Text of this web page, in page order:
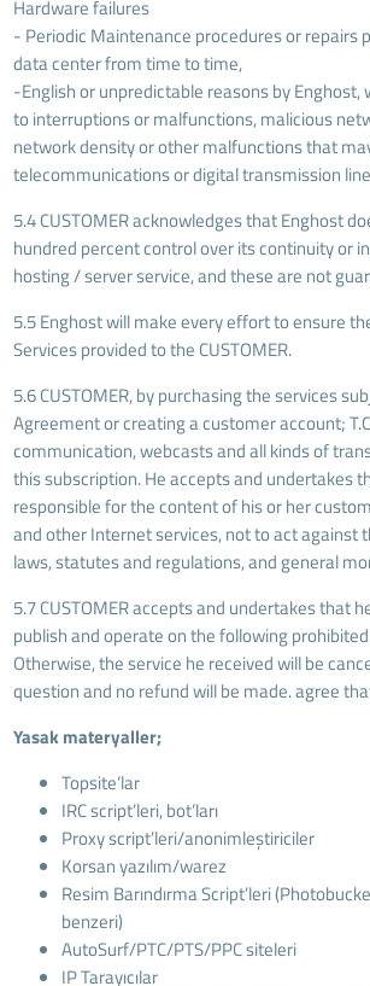
Hardware failures
- Periodic Maintenance procedures or repairs
data center from time to time,
-English or unpredictable reasons by
to interruptions or malfunctions, malicious
network density or other malfunctions that
telecommunications or digital transmission
5.4 CUSTOMER acknowledges that Enghost
hundred percent control over its continuity or
hosting / server service, and these are not
5.5 Enghost will make every effort to ensure
Services provided to the CUSTOMER.
5.6 CUSTOMER, by purchasing the services
Agreement or creating a customer account;
communication, webcasts and all kinds of
this subscription. He accepts and undertakes
responsible for the content of his or her
and other Internet services, not to act against
laws, statutes and regulations, and general
5.7 CUSTOMER accepts and undertakes that
publish and operate on the following
Otherwise, the service he received will be
question and no refund will be made. agree
Yasak materyaller;
Topsite’lar
IRC script’leri, bot’ları
Proxy script’leri/anonimleştiriciler
Korsan yazılım/warez
Resim Barındırma Script’leri
benzeri)
AutoSurf/PTC/PTS/PPC siteleri
IP Tarayıcılar